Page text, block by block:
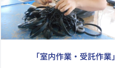
「室内作業・受託作業」